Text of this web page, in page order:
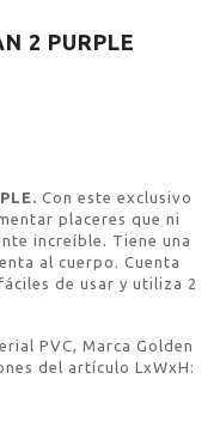
2 PURPLE
Con este exclusivo
placeres que ni
increíble. Tiene una
al cuerpo. Cuenta
de usar y utiliza 2
PVC, Marca Golden
del artículo LxWxH: